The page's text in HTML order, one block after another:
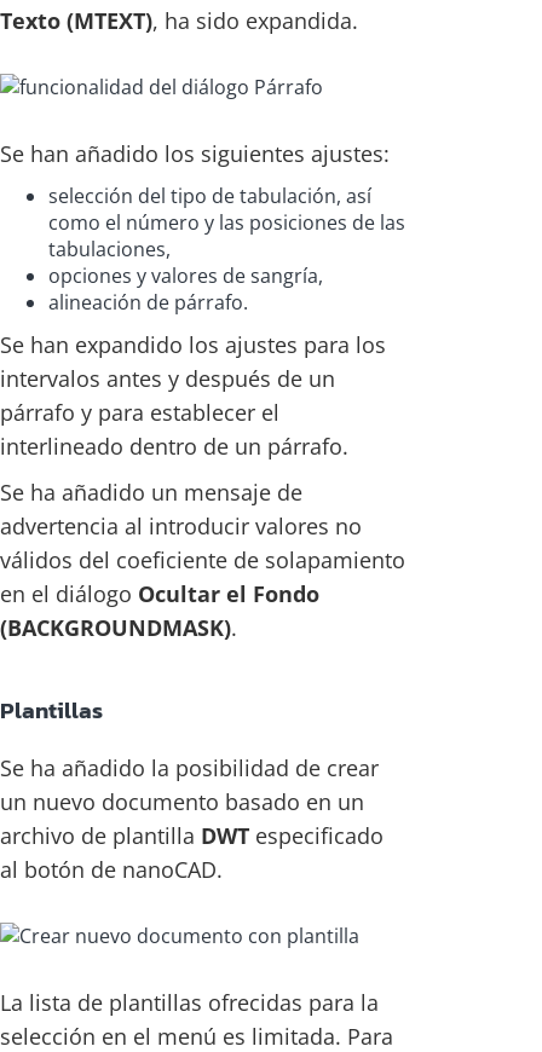
Texto (MTEXT), ha sido expandida.
Se han añadido los siguientes ajustes:
selección del tipo de tabulación, así
como el número y las posiciones de las
tabulaciones,
opciones y valores de sangría,
alineación de párrafo.
Se han expandido los ajustes para los
intervalos antes y después de un
párrafo y para establecer el
interlineado dentro de un párrafo.
Se ha añadido un mensaje de
advertencia al introducir valores no
válidos del coeficiente de solapamiento
en el diálogo Ocultar el Fondo
(BACKGROUNDMASK).
Plantillas
Se ha añadido la posibilidad de crear
un nuevo documento basado en un
archivo de plantilla DWT especificado
al botón de nanoCAD.
La lista de plantillas ofrecidas para la
selección en el menú es limitada. Para